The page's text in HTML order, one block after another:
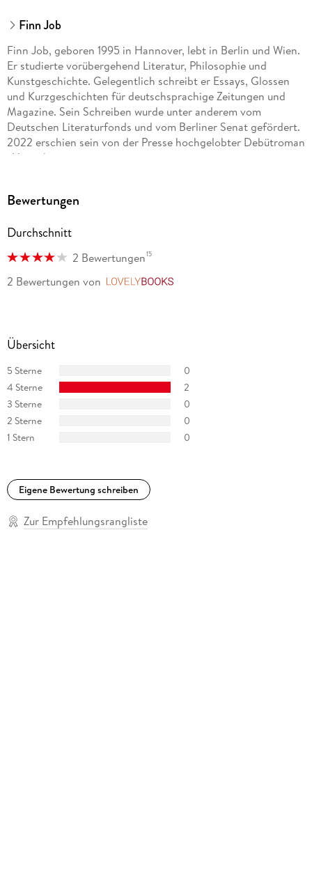
Finn Job
Finn Job, geboren 1995 in Hannover, lebt in Berlin und Wien.
Er studierte vorübergehend Literatur, Philosophie und
Kunstgeschichte. Gelegentlich schreibt er Essays, Glossen
und Kurzgeschichten für deutschsprachige Zeitungen und
Magazine. Sein Schreiben wurde unter anderem vom
Deutschen Literaturfonds und vom Berliner Senat gefördert.
2022 erschien sein von der Presse hochgelobter Debütroman
»Hinterher«.
Bewertungen
Durchschnitt
2 Bewertungen15
2 Bewertungen von
Übersicht
5 Sterne
0
4 Sterne
2
3 Sterne
0
2 Sterne
0
1 Stern
0
Eigene Bewertung schreiben
Zur Empfehlungsrangliste